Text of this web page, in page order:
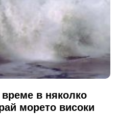
в няколко
морето високи